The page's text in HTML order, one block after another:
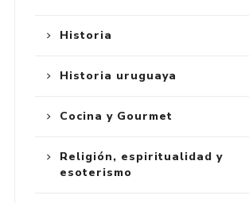
Historia
Historia uruguaya
Cocina y Gourmet
Religión, espiritualidad y
esoterismo